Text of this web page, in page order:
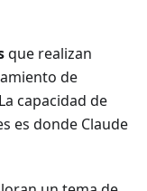
que realizan
de
capacidad de
es donde Claude